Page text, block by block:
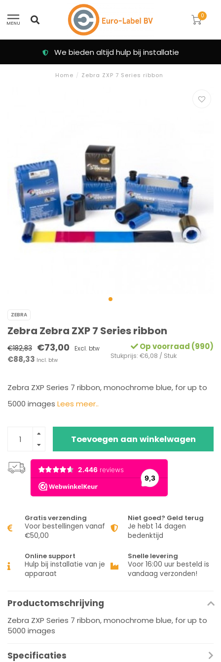
MENU
0
We bieden altijd hulp bij installatie
Home / Zebra ZXP 7 Series ribbon
ZEBRA
Zebra Zebra ZXP 7 Series ribbon
€182,83 €73,00 Excl. btw
€88,33 Incl. btw
Op voorraad (990)
Stukprijs: €6,08 / Stuk
Zebra ZXP Series 7 ribbon, monochrome blue, for up to
5000 images Lees meer..
Toevoegen aan winkelwagen
Gratis verzending
Voor bestellingen vanaf
€50,00
Niet goed? Geld terug
Je hebt 14 dagen
bedenktijd
Online support
Hulp bij installatie van je
apparaat
Snelle levering
Voor 16:00 uur besteld is
vandaag verzonden!
Productomschrijving
Zebra ZXP Series 7 ribbon, monochrome blue, for up to
5000 images
Specificaties